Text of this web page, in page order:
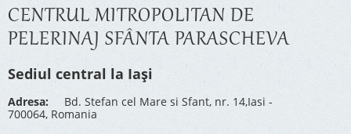
CENTRUL MITROPOLITAN DE
PELERINAJ SFÂNTA PARASCHEVA
Sediul central la Iași
Adresa: Bd. Stefan cel Mare si Sfant, nr. 14,Iasi -
700064, Romania